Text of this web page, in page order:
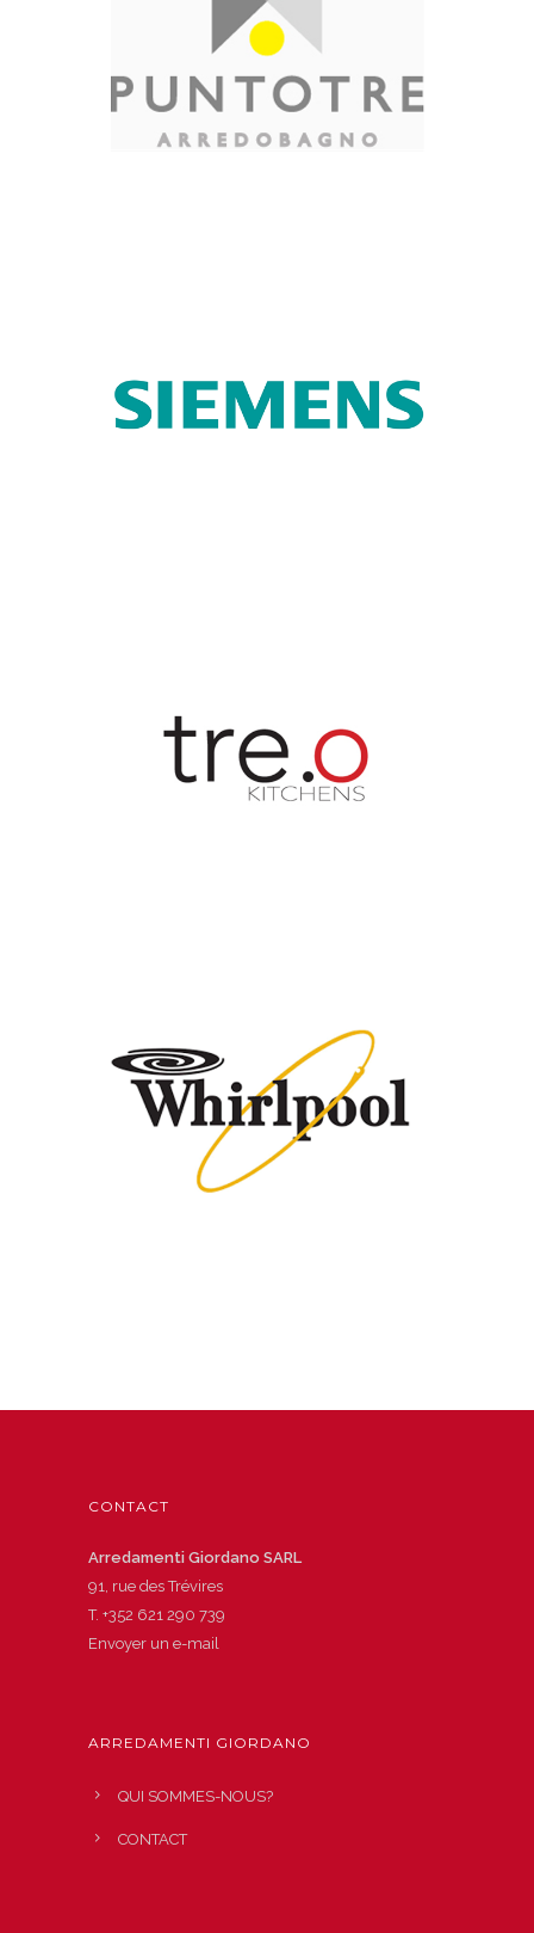
CONTACT
Arredamenti Giordano SARL
91, rue des Trévires
T. +352 621 290 739
Envoyer un e-mail
ARREDAMENTI GIORDANO
QUI SOMMES-NOUS?
CONTACT